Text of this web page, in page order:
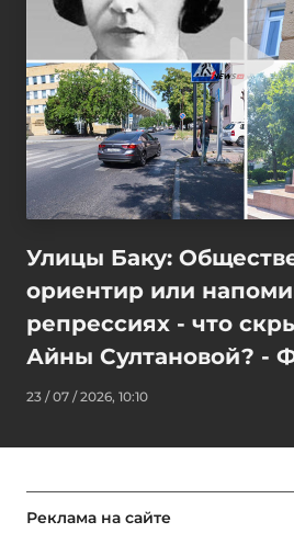
Улицы Баку:
ориентир или
репрессиях - что
Айны Султановой? -
23 / 07 / 2026, 10:10
Реклама на сайте